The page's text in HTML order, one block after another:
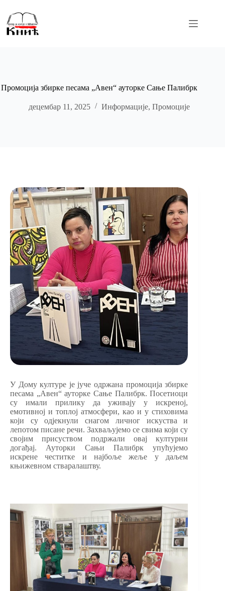
content
Промоција збирке песама „Авен“ ауторке Сање Палибрк
децембар 11, 2025 Информације, Промоције
У Дому културе је јуче одржана промоција збирке
песама „Авен“ ауторке Сање Палибрк. Посетиоци
су имали прилику да уживају у искреној,
емотивној и топлој атмосфери, као и у стиховима
који су одјекнули снагом личног искуства и
лепотом писане речи. Захваљујемо се свима који су
својим присуством подржали овај културни
догађај. Ауторки Сањи Палибрк упућујемо
искрене честитке и најбоље жеље у даљем
књижевном стваралаштву.